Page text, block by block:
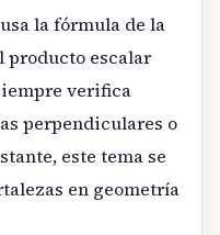
la fórmula de la
producto escalar
verifica
perpendiculares o
este tema se
en geometría